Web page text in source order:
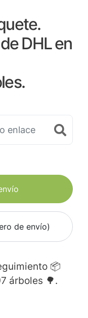
DHL en
de envío)
📦
árboles 🌳.